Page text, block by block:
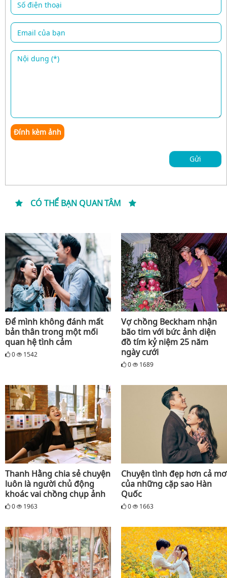
Đính kèm ảnh
Gửi
CÓ THỂ BẠN QUAN TÂM
Để mình không đánh mất
bản thân trong một mối
quan hệ tình cảm
0 1542
Vợ chồng Beckham nhận
bão tim với bức ảnh diện
đồ tím kỷ niệm 25 năm
ngày cưới
0 1689
Thanh Hằng chia sẻ chuyện
luôn là người chủ động
khoác vai chồng chụp ảnh
0 1963
Chuyện tình đẹp hơn cả mơ
của những cặp sao Hàn
Quốc
0 1663